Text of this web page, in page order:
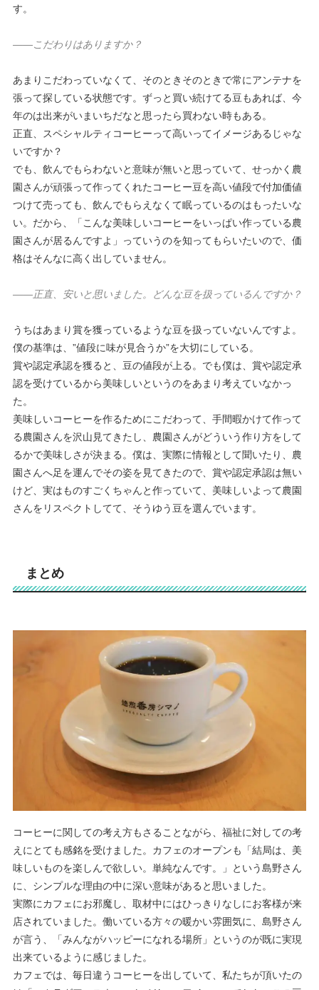
す。
——こだわりはありますか？
あまりこだわっていなくて、そのときそのときで常にアンテナを
張って探している状態です。ずっと買い続けてる豆もあれば、今
年のは出来がいまいちだなと思ったら買わない時もある。
正直、スペシャルティコーヒーって高いってイメージあるじゃな
いですか？
でも、飲んでもらわないと意味が無いと思っていて、せっかく農
園さんが頑張って作ってくれたコーヒー豆を高い値段で付加価値
つけて売っても、飲んでもらえなくて眠っているのはもったいな
い。だから、「こんな美味しいコーヒーをいっぱい作っている農
園さんが居るんですよ」っていうのを知ってもらいたいので、価
格はそんなに高く出していません。
——正直、安いと思いました。どんな豆を扱っているんですか？
うちはあまり賞を獲っているような豆を扱っていないんですよ。
僕の基準は、”値段に味が見合うか”を大切にしている。
賞や認定承認を獲ると、豆の値段が上る。でも僕は、賞や認定承
認を受けているから美味しいというのをあまり考えていなかっ
た。
美味しいコーヒーを作るためにこだわって、手間暇かけて作って
る農園さんを沢山見てきたし、農園さんがどういう作り方をして
るかで美味しさが決まる。僕は、実際に情報として聞いたり、農
園さんへ足を運んでその姿を見てきたので、賞や認定承認は無い
けど、実はものすごくちゃんと作っていて、美味しいよって農園
さんをリスペクトしてて、そうゆう豆を選んでいます。
まとめ
コーヒーに関しての考え方もさることながら、福祉に対しての考
えにとても感銘を受けました。カフェのオープンも「結局は、美
味しいものを楽しんで欲しい。単純なんです。」という島野さん
に、シンプルな理由の中に深い意味があると思いました。
実際にカフェにお邪魔し、取材中にはひっきりなしにお客様が来
店されていました。働いている方々の暖かい雰囲気に、島野さん
が言う、「みんながハッピーになれる場所」というのが既に実現
出来ているように感じました。
カフェでは、毎日違うコーヒーを出していて、私たちが頂いたの